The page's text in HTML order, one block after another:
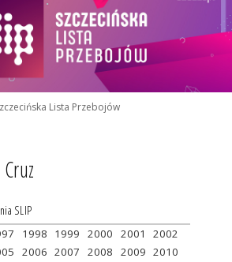
Lista Przebojów
SLIP
1998 1999 2000 2001
2002
2006 2007 2008 2009 2010